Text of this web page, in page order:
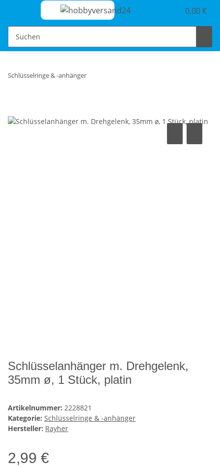
0,00 €
Schlüsselringe & -anhänger
Schlüsselanhänger m. Drehgelenk,
35mm ø, 1 Stück, platin
Artikelnummer: 2228821
Kategorie: Schlüsselringe & -anhänger
Hersteller: Rayher
2,99 €